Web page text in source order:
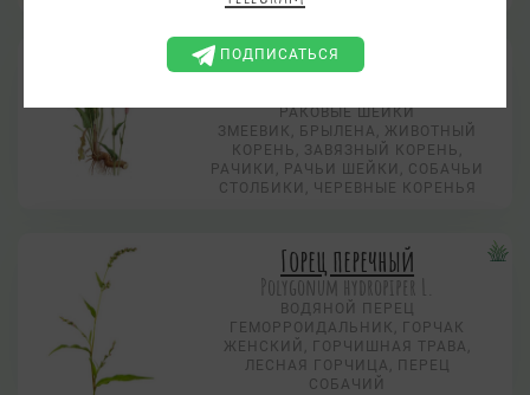
Горец змеиный
РАКОВЫЕ ШЕЙКИ
ЗМЕЕВИК, БРЫЛЕНА, ЖИВОТНЫЙ
КОРЕНЬ, ЗАВЯЗНЫЙ КОРЕНЬ,
РАЧИКИ, РАЧЬИ ШЕЙКИ, СОБАЧЬИ
СТОЛБИКИ, ЧЕРЕВНЫЕ КОРЕНЬЯ
Горец перечный
Polygonum hydropiper L.
ВОДЯНОЙ ПЕРЕЦ
ГЕМОРРОИДАЛЬНИК, ГОРЧАК
ЖЕНСКИЙ, ГОРЧИШНАЯ ТРАВА,
ЛЕСНАЯ ГОРЧИЦА, ПЕРЕЦ
СОБАЧИЙ
ПОДПИСАТЬСЯ